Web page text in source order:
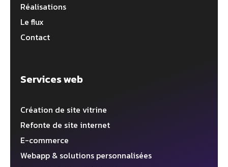
Réalisations
Le flux
Contact
Services web
Création de site vitrine
Refonte de site internet
E-commerce
Webapp & solutions personnalisées